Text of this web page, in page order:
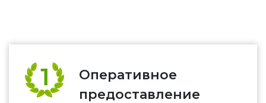
Оперативное
предоставление